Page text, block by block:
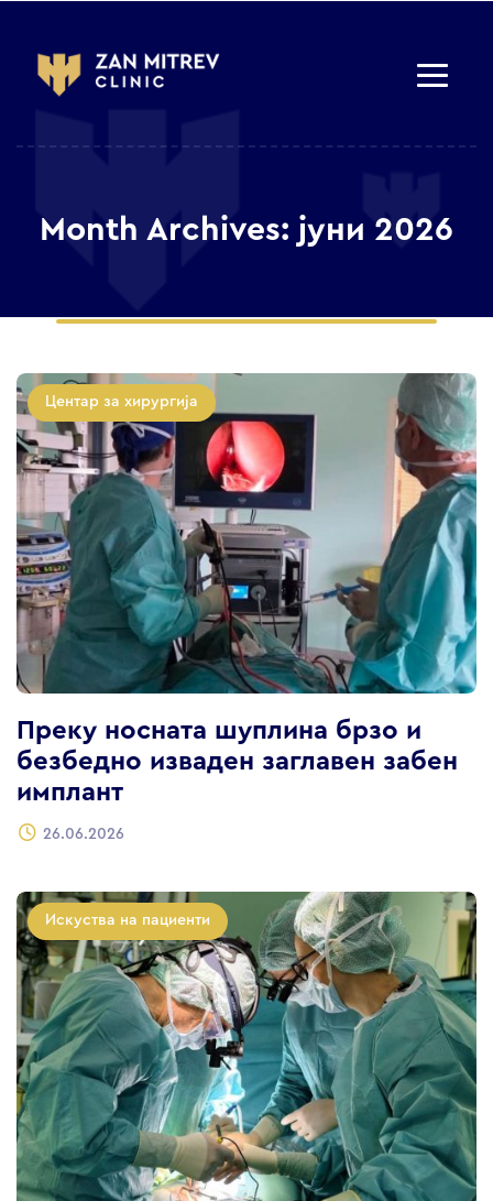
Month Archives: јуни 2026
Центар за хирургија
Преку носната шуплина брзо и
безбедно изваден заглавен забен
имплант
26.06.2026
Искуства на пациенти